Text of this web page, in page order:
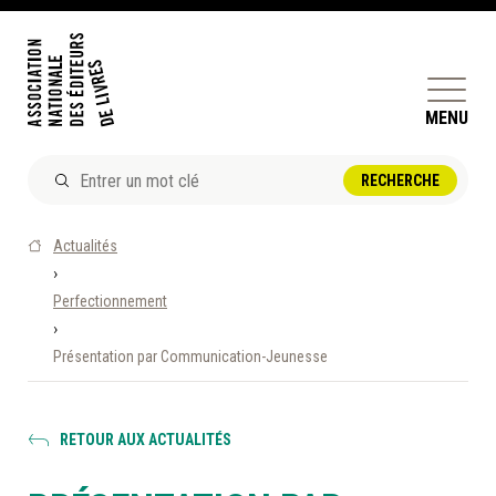
MENU
DOSSIERS ET ENJEUX
ÊTRE ÉDITEUR·TRICE
PERFECTIONNEMENT
ET SERVICES AUX MEMBRES
RÉPERTOIRE DES MEMBRES
Actualités
›
Perfectionnement
›
Présentation par Communication-Jeunesse
RETOUR AUX ACTUALITÉS